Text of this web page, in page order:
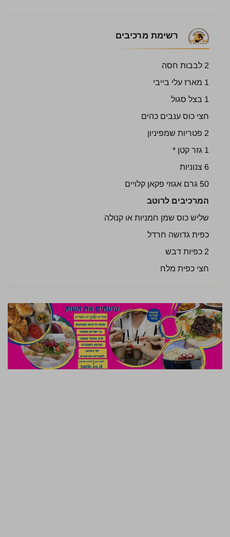
רשימת מרכיבים
2 לבבות חסה
1 מארז עלי בייבי
1 בצל סגול
חצי כוס ענבים כהים
2 פטריות שמפיניון
1 גזר קטן *
6 צנוניות
50 גרם אגוזי פקאן קלויים
המרכיבים לרוטב
שליש כוס שמן חמניות או קנולה
כפית גדושה חרדל
2 כפיות דבש
חצי כפית מלח